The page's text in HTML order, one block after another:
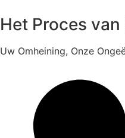
Het Proces
Uw Omheining, Onze